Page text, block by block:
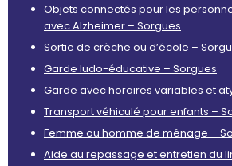
Objets connectés pour les
avec Alzheimer – Sorgues
Sortie de crèche ou d’école –
Garde ludo-éducative – Sorgues
Garde avec horaires variables et
Transport véhiculé pour enfants –
Femme ou homme de ménage –
Aide au repassage et entretien du